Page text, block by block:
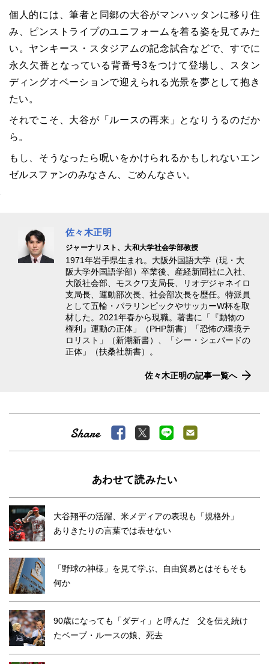
個人的には、筆者と同郷の大谷がマンハッタンに移り住
み、ピンストライプのユニフォームを着る姿を見てみた
い。ヤンキース・スタジアムの記念試合などで、すでに
永久欠番となっている背番号3をつけて登場し、スタン
ディングオベーションで迎えられる光景を夢として抱き
たい。
それでこそ、大谷が「ルースの再来」となりうるのだか
ら。
もし、そうなったら呪いをかけられるかもしれないエン
ゼルスファンのみなさん、ごめんなさい。
佐々木正明
ジャーナリスト、大和大学社会学部教授
1971年岩手県生まれ。大阪外国語大学（現・大
阪大学外国語学部）卒業後、産経新聞社に入社、
大阪社会部、モスクワ支局長、リオデジャネイロ
支局長、運動部次長、社会部次長を歴任。特派員
として五輪・パラリンピックやサッカーW杯を取
材した。2021年春から現職。著書に「『動物の
権利』運動の正体」（PHP新書）「恐怖の環境テ
ロリスト」（新潮新書）、「シー・シェパードの
正体」（扶桑社新書）。
佐々木正明の記事一覧へ
あわせて読みたい
大谷翔平の活躍、米メディアの表現も「規格外」
ありきたりの言葉では表せない
「野球の神様」を見て学ぶ、自由貿易とはそもそも
何か
90歳になっても「ダディ」と呼んだ 父を伝え続け
たベーブ・ルースの娘、死去